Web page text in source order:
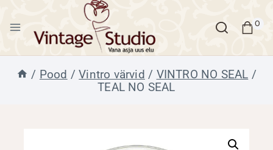
content
0
/ Pood / Vintro värvid / VINTRO NO SEAL /
TEAL NO SEAL